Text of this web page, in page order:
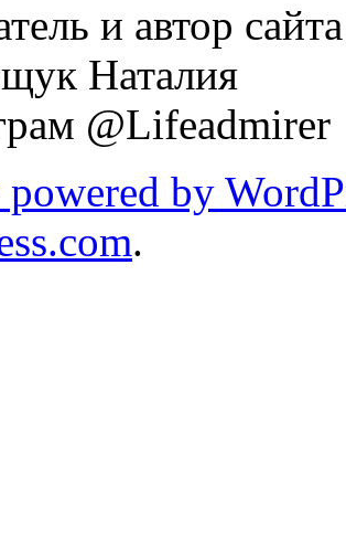
и автор сайта
Наталия
@Lifeadmirer
by
.